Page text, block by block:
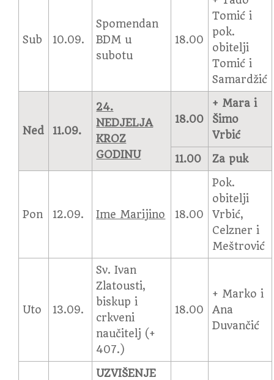
Sub 10.09.
Spomendan
BDM u
subotu
18.00
Tomić i
pok.
obitelji
Tomić i
Samardžić
Ned 11.09.
24.
NEDJELJA
KROZ
GODINU
18.00
+ Mara i
Šimo
Vrbić
11.00
Za puk
Pon 12.09. Ime Marijino 18.00
Pok.
obitelji
Vrbić,
Celzner i
Meštrović
Uto 13.09.
Sv. Ivan
Zlatousti,
biskup i
crkveni
naučitelj (+
407.)
18.00
+ Marko i
Ana
Duvančić
UZVIŠENJE